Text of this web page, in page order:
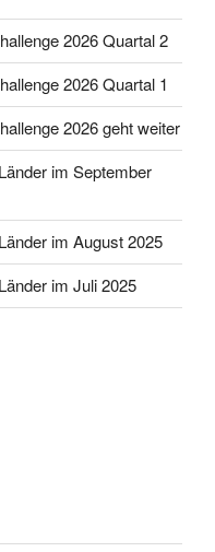
2026 Quartal 2
2026 Quartal 1
2026 geht weiter
im September
im August 2025
im Juli 2025